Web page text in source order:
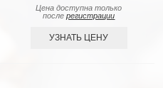
Цена доступна только
послерегистрации
УЗНАТЬ ЦЕНУ